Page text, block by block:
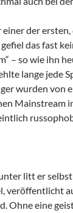
einer der
das fast
– so wie ihn
lange jede
wurden von
Mainstream
litt er
veröffentlicht
Ohne eine